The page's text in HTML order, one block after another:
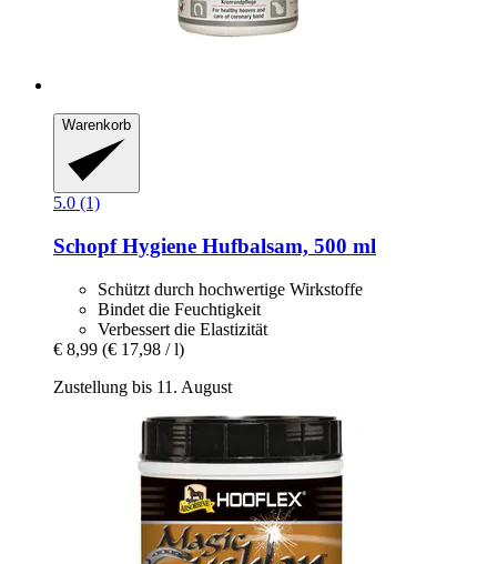
Warenkorb
5.0 (1)
Schopf Hygiene Hufbalsam, 500 ml
Schützt durch hochwertige Wirkstoffe
Bindet die Feuchtigkeit
Verbessert die Elastizität
€ 8,99 (€ 17,98 / l)
Zustellung bis 11. August